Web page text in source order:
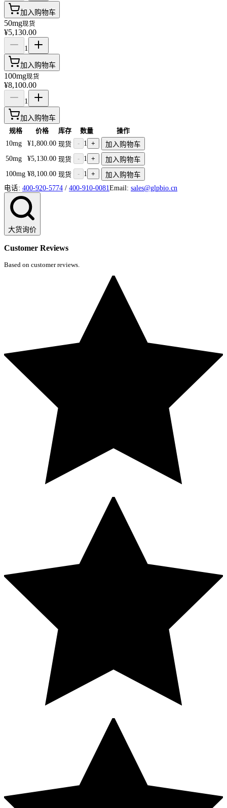
加入购物车
50mg现货
¥5,130.00
1
加入购物车
100mg现货
¥8,100.00
1
加入购物车
规格 价格 库存 数量
操作
10mg
¥1,800.00 现货 - 1 +
加入购物车
50mg
¥5,130.00 现货 - 1 +
加入购物车
100mg ¥8,100.00 现货 - 1 +
加入购物车
电话: 400-920-5774 / 400-910-0081 Email: sales@glpbio.cn
大货询价
Customer Reviews
Based on customer reviews.